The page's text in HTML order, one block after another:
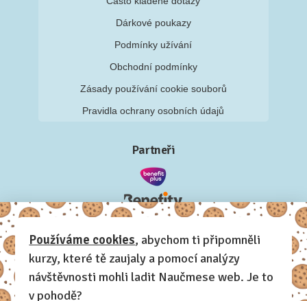
Dárkové poukazy
Podmínky užívání
Obchodní podmínky
Zásady používání cookie souborů
Pravidla ochrany osobních údajů
Partneři
Používáme cookies, abychom ti připomněli
kurzy, které tě zaujaly a pomocí analýzy
návštěvnosti mohli ladit Naučmese web. Je to
v pohodě?